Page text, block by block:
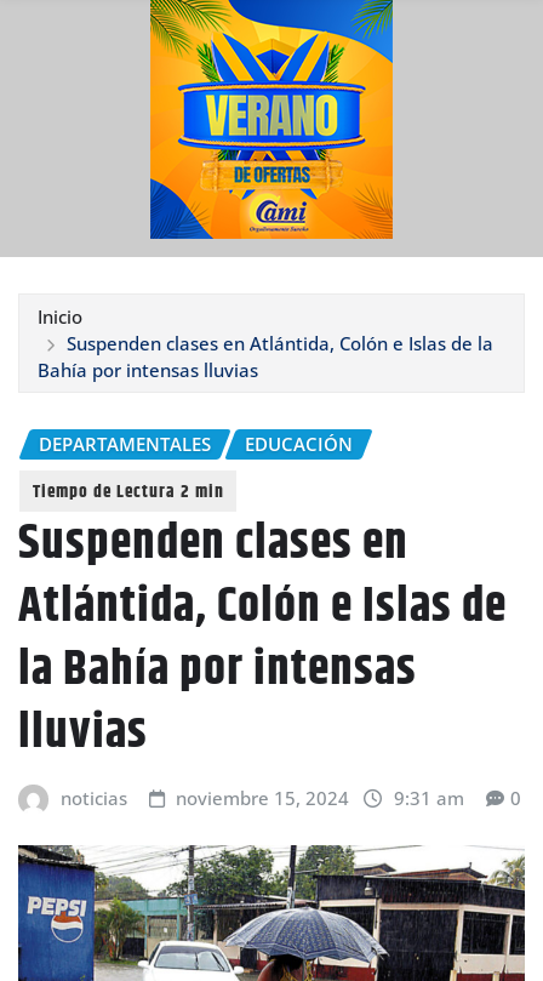
Inicio
Suspenden clases en Atlántida, Colón e Islas de la
Bahía por intensas lluvias
DEPARTAMENTALES EDUCACIÓN
Suspenden clases en
Atlántida, Colón e Islas de
la Bahía por intensas
lluvias
noticias noviembre 15, 2024 9:31 am 0